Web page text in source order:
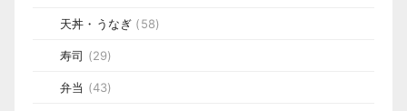
天丼・うなぎ (58)
寿司 (29)
弁当 (43)